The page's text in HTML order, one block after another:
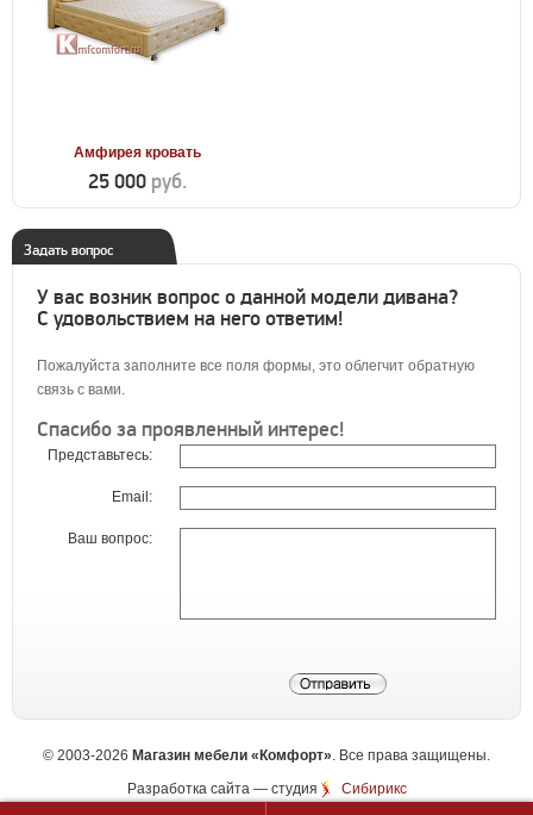
Амфирея кровать
25 000 руб.
Задать вопрос
У вас возник вопрос о данной модели дивана?
С удовольствием на него ответим!
Пожалуйста заполните все поля формы, это облегчит обратную
связь с вами.
Спасибо за проявленный интерес!
Представьтесь:
Email:
Ваш вопрос:
© 2003-2026 Магазин мебели «Комфорт». Все права защищены.
Разработка сайта— студия Сибирикс